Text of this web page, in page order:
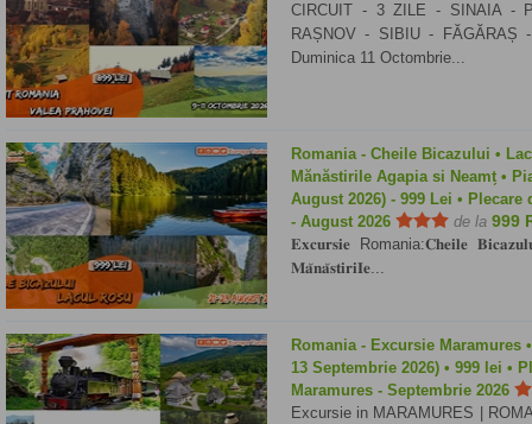
CIRCUIT - 3 ZILE - SINAIA -
RAȘNOV - SIBIU - FĂGĂRAȘ
Duminica 11 Octombrie...
Romania - Cheile Bicazului •
MănăstiriIe Agapia si Neamt̗ •
August 2026) - 999 Lei •
- August 2026
de la 999
𝐄𝐱𝐜𝐮𝐫𝐬𝐢𝐞 Romania:𝐂𝐡𝐞𝐢𝐥𝐞
𝐌𝐚̆𝐧𝐚̆𝐬𝐭𝐢𝐫𝐢𝐈𝐞...
Romania - Excursie Maramures
13 Septembrie 2026) • 999 lei •
Maramures - Septembrie 2026
Excursie in MARAMURES |